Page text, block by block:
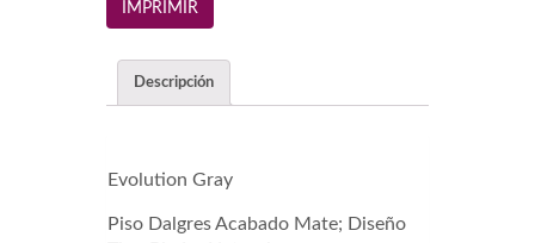
Descripción
Evolution Gray
Piso Dalgres Acabado Mate; Diseño